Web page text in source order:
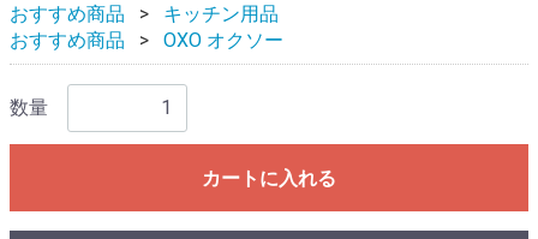
おすすめ商品
キッチン用品
おすすめ商品
OXO オクソー
数量
カートに入れる